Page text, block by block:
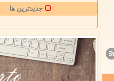
جدیدترین ها